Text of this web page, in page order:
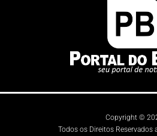
Copyright ©
Todos os Direitos Reservados